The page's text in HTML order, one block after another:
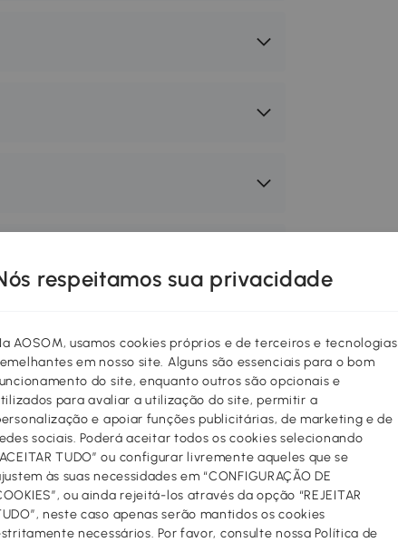
e funcional!
interiores com móveis de
móveis e decoração entre vários
um toque novo à sua casa! Você
adicionando
de estar, o corredor, o quarto
com apenas alguns cliques.
respeitamos sua privacidade
AOSOM, usamos cookies próprios e de terceiros e tecnologias
em nosso site. Alguns são essenciais para o bom
do site, enquanto outros são opcionais e
para avaliar a utilização do site, permitir a
e apoiar funções publicitárias, de marketing e de
sociais. Poderá aceitar todos os cookies selecionando
TUDO” ou configurar livremente aqueles que se
às suas necessidades em “CONFIGURAÇÃO DE
ou ainda rejeitá-los através da opção “REJEITAR
neste caso apenas serão mantidos os cookies
necessários. Por favor, consulte nossa Política de